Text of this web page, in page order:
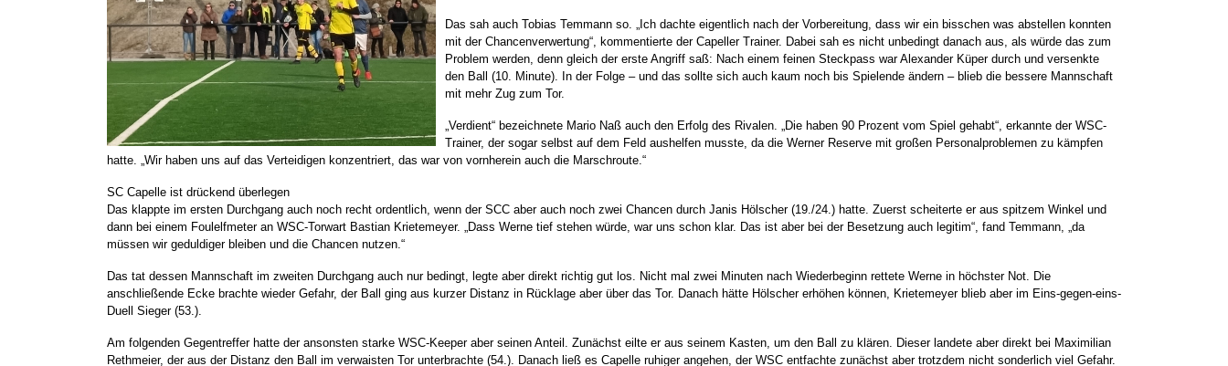
Das sah auch Tobias Temmann so. „Ich dachte eigentlich nach der Vorbereitung, dass wir ein bisschen was abstellen konnten
mit der Chancenverwertung“, kommentierte der Capeller Trainer. Dabei sah es nicht unbedingt danach aus, als würde das zum
Problem werden, denn gleich der erste Angriff saß: Nach einem feinen Steckpass war Alexander Küper durch und versenkte
den Ball (10. Minute). In der Folge – und das sollte sich auch kaum noch bis Spielende ändern – blieb die bessere Mannschaft
mit mehr Zug zum Tor.
„Verdient“ bezeichnete Mario Naß auch den Erfolg des Rivalen. „Die haben 90 Prozent vom Spiel gehabt“, erkannte der WSC-
Trainer, der sogar selbst auf dem Feld aushelfen musste, da die Werner Reserve mit großen Personalproblemen zu kämpfen
hatte. „Wir haben uns auf das Verteidigen konzentriert, das war von vornherein auch die Marschroute.“
SC Capelle ist drückend überlegen
Das klappte im ersten Durchgang auch noch recht ordentlich, wenn der SCC aber auch noch zwei Chancen durch Janis Hölscher (19./24.) hatte. Zuerst scheiterte er aus spitzem Winkel und
dann bei einem Foulelfmeter an WSC-Torwart Bastian Krietemeyer. „Dass Werne tief stehen würde, war uns schon klar. Das ist aber bei der Besetzung auch legitim“, fand Temmann, „da
müssen wir geduldiger bleiben und die Chancen nutzen.“
Das tat dessen Mannschaft im zweiten Durchgang auch nur bedingt, legte aber direkt richtig gut los. Nicht mal zwei Minuten nach Wiederbeginn rettete Werne in höchster Not. Die
anschließende Ecke brachte wieder Gefahr, der Ball ging aus kurzer Distanz in Rücklage aber über das Tor. Danach hätte Hölscher erhöhen können, Krietemeyer blieb aber im Eins-gegen-eins-
Duell Sieger (53.).
Am folgenden Gegentreffer hatte der ansonsten starke WSC-Keeper aber seinen Anteil. Zunächst eilte er aus seinem Kasten, um den Ball zu klären. Dieser landete aber direkt bei Maximilian
Rethmeier, der aus der Distanz den Ball im verwaisten Tor unterbrachte (54.). Danach ließ es Capelle ruhiger angehen, der WSC entfachte zunächst aber trotzdem nicht sonderlich viel Gefahr.